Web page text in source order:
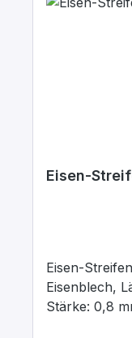
Eisen-
Eisen-
Eisenblech,
Stärke: 0,8